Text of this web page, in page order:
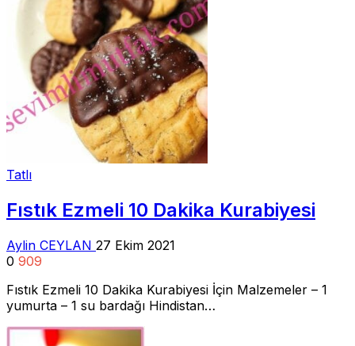
Tatlı
Fıstık Ezmeli 10 Dakika Kurabiyesi
Aylin CEYLAN 27 Ekim 2021
0 909
Fıstık Ezmeli 10 Dakika Kurabiyesi İçin Malzemeler – 1
yumurta – 1 su bardağı Hindistan…